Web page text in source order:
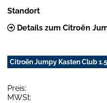
Standort
Details zum Citroën
Citroën Jumpy Kasten Club
Preis:
MWSt: